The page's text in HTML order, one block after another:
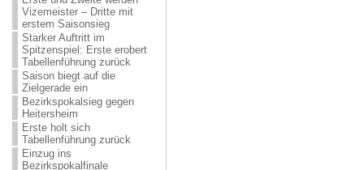
Vizemeister – Dritte mit
erstem Saisonsieg
Starker Auftritt im
Spitzenspiel: Erste erobert
Tabellenführung zurück
Saison biegt auf die
Zielgerade ein
Bezirkspokalsieg gegen
Heitersheim
Erste holt sich
Tabellenführung zurück
Einzug ins
Bezirkspokalfinale